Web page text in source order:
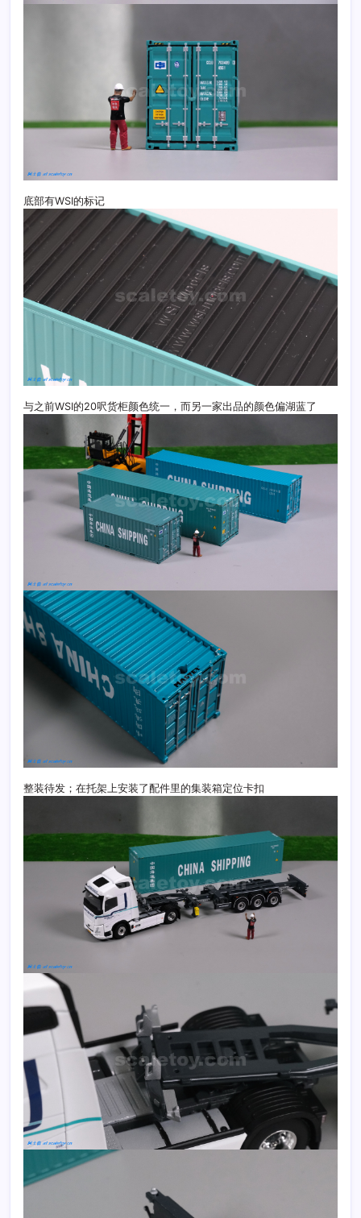
底部有WSI的标记
与之前WSI的20呎货柜颜色统一，而另一家出品的颜色偏湖蓝了
整装待发；在托架上安装了配件里的集装箱定位卡扣